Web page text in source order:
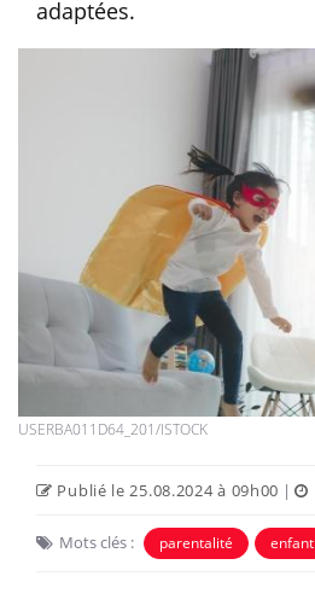
adaptées.
USERBA011D64_201/ISTOCK
Publié le 25.08.2024 à 09h00 |
Mots clés : parentalité enfant